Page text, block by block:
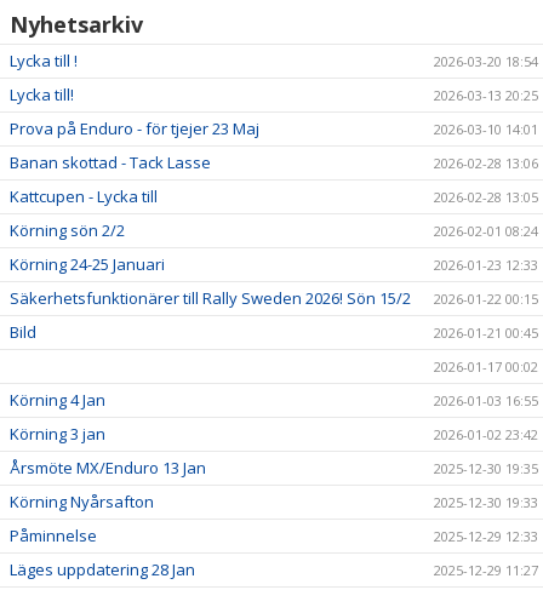
Nyhetsarkiv
Lycka till ! 2026-03-20 18:54
Lycka till! 2026-03-13 20:25
Prova på Enduro - för tjejer 23 Maj 2026-03-10 14:01
Banan skottad - Tack Lasse 2026-02-28 13:06
Kattcupen - Lycka till 2026-02-28 13:05
Körning sön 2/2 2026-02-01 08:24
Körning 24-25 Januari 2026-01-23 12:33
Säkerhetsfunktionärer till Rally Sweden 2026! Sön 15/2 2026-01-22 00:15
Bild
2026-01-21 00:45
2026-01-17 00:02
Körning 4 Jan 2026-01-03 16:55
Körning 3 jan 2026-01-02 23:42
Årsmöte MX/Enduro 13 Jan 2025-12-30 19:35
Körning Nyårsafton 2025-12-30 19:33
Påminnelse 2025-12-29 12:33
Läges uppdatering 28 Jan 2025-12-29 11:27